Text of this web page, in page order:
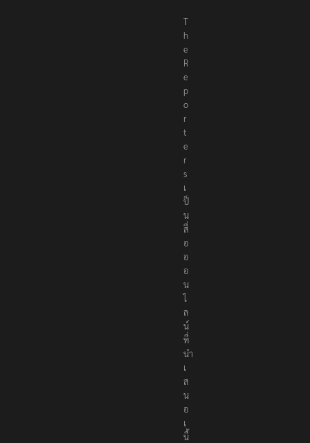
T
h
e
R
e
p
o
r
t
e
r
s
เ
ป็
น
สื่
อ
อ
อ
น
ไ
ล
น์
ที่
นำ
เ
ส
น
อ
เ
นื้